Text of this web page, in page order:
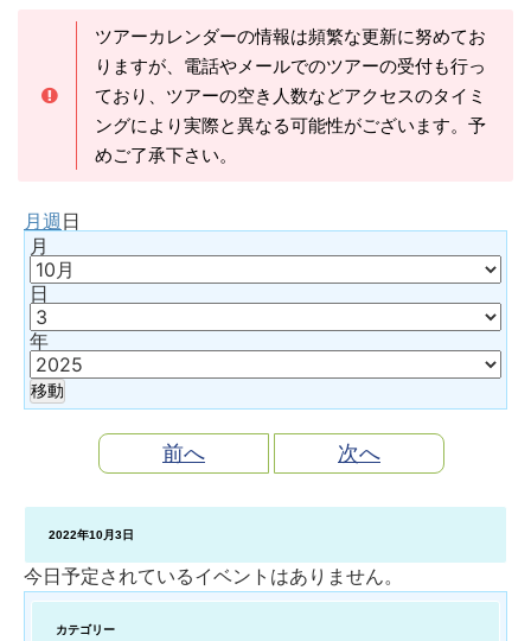
ツアーカレンダーの情報は頻繁な更新に努めてお
りますが、電話やメールでのツアーの受付も行っ
ており、ツアーの空き人数などアクセスのタイミ
ングにより実際と異なる可能性がございます。予
めご了承下さい。
月週 日
月
日
年
前へ 次へ
2022年10月3日
今日予定されているイベントはありません。
カテゴリー